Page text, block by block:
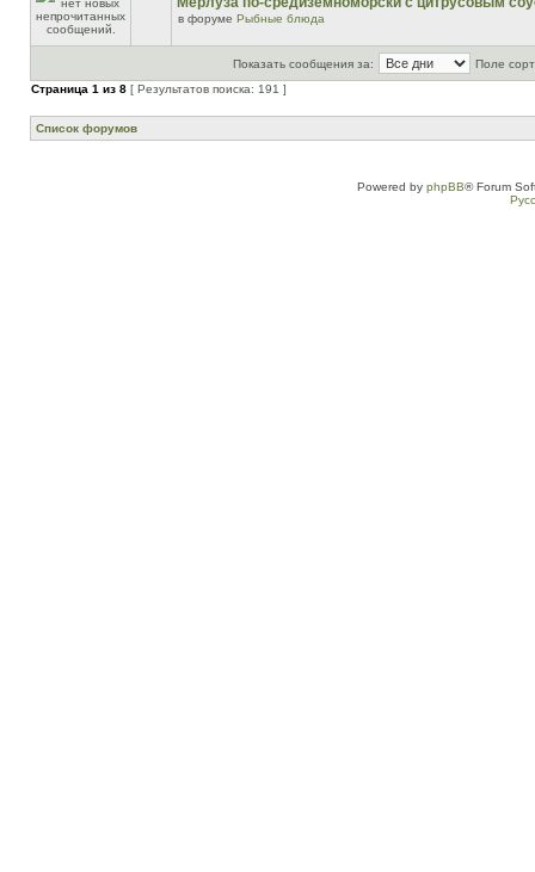
в форуме Рыбные блюда
Показать сообщения за:
Поле
Страница 1 из 8 [ Результатов поиска: 191 ]
Список форумов
Powered by phpBB® Forum